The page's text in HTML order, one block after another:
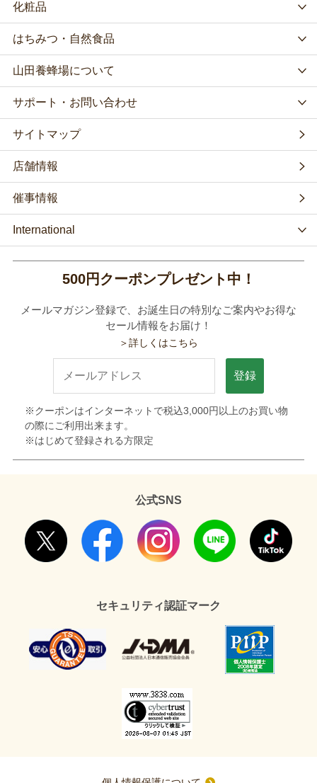
化粧品
はちみつ・自然食品
山田養蜂場について
サポート・お問い合わせ
サイトマップ
店舗情報
催事情報
International
500円クーポンプレゼント中！
メールマガジン登録で、お誕生日の特別なご案内やお得な
セール情報をお届け！
＞詳しくはこちら
登録
※クーポンはインターネットで税込3,000円以上のお買い物
の際にご利用出来ます。
※はじめて登録される方限定
公式SNS
セキュリティ認証マーク